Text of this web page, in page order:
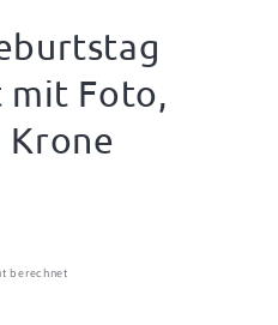
mit Foto,
Krone
berechnet